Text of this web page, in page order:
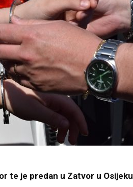
te je predan u Zatvor u Osijeku